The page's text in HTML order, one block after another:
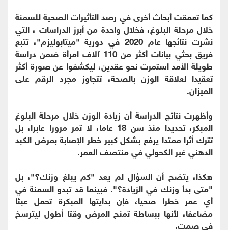
كما تعمقت أبحاث أخرى في رصد التأثيرات الصحية للسمنة
خلال مرحلة البلوغ، فخلال واحدة من أبرز الدراسات ، التي
نشرت نتائجها عام 2020 في دورية "ميتابوليزم"، تتبع
فريق بحثي بيانات أكثر من 110 آلاف امرأة ضمن دراسة
طويلة الأمد استمرت نحو عقدين، ليكشفوا عن صورة أكثر
تعقيدا لعلاقة الوزن بالصحة، تتجاوز مجرد الرقم على
الميزان.
وأظهرت نتائج الدراسة أن زيادة الوزن خلال مرحلة البلوغ
المبكر، تحديدا منذ سن 18 عاما، لا تمر مرورا عابرا، بل
تترك أثرا ممتدا يرفع بشكل كبير خطر الإصابة بمرض الكبد
الدهني غير الكحولي في منتصف العمر.
هكذا، يتضح أن السؤال لم يعد "كم يبلغ وزنك؟"، بل
"متى بدأ وزنك في الزيادة؟". فبينما قد تبدو السمنة في
أي عمر خطرا صحيا، فإن بدايتها المبكرة تحمل عبئا
مضاعفا، لأنها ببساطة تمنح المرض وقتا أطول ليترسخ
في صمت.